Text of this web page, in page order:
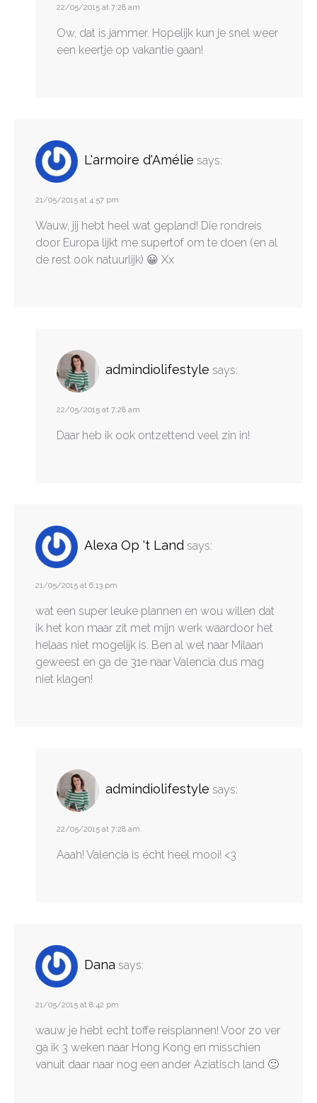
22/05/2015 at 7:28 am
Ow, dat is jammer. Hopelijk kun je snel weer
een keertje op vakantie gaan!
L'armoire d'Amélie says:
21/05/2015 at 4:57 pm
Wauw, jij hebt heel wat gepland! Die rondreis
door Europa lijkt me supertof om te doen (en al
de rest ook natuurlijk) 😀 Xx
admindiolifestyle says:
22/05/2015 at 7:28 am
Daar heb ik ook ontzettend veel zin in!
Alexa Op 't Land says:
21/05/2015 at 6:13 pm
wat een super leuke plannen en wou willen dat
ik het kon maar zit met mijn werk waardoor het
helaas niet mogelijk is. Ben al wel naar Milaan
geweest en ga de 31e naar Valencia dus mag
niet klagen!
admindiolifestyle says:
22/05/2015 at 7:28 am
Aaah! Valencia is écht heel mooi! <3
Dana says:
21/05/2015 at 8:42 pm
wauw je hebt echt toffe reisplannen! Voor zo ver
ga ik 3 weken naar Hong Kong en misschien
vanuit daar naar nog een ander Aziatisch land 🙂